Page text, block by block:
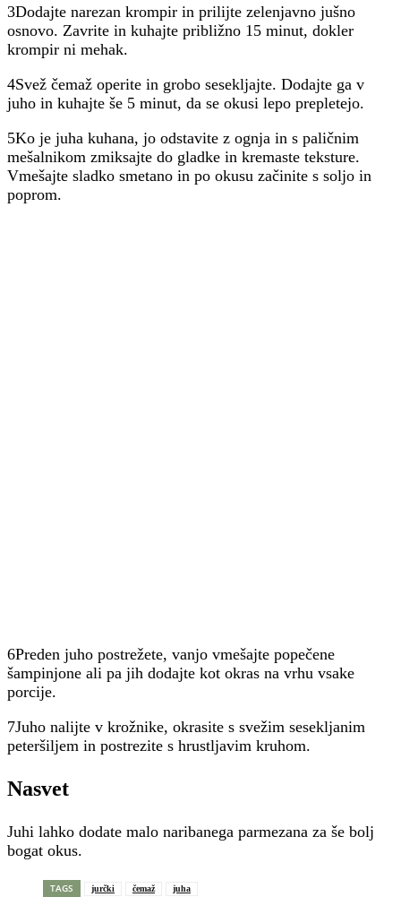
3Dodajte narezan krompir in prilijte zelenjavno jušno
osnovo. Zavrite in kuhajte približno 15 minut, dokler
krompir ni mehak.
4Svež čemaž operite in grobo sesekljajte. Dodajte ga v
juho in kuhajte še 5 minut, da se okusi lepo prepletejo.
5Ko je juha kuhana, jo odstavite z ognja in s paličnim
mešalnikom zmiksajte do gladke in kremaste teksture.
Vmešajte sladko smetano in po okusu začinite s soljo in
poprom.
6Preden juho postrežete, vanjo vmešajte popečene
šampinjone ali pa jih dodajte kot okras na vrhu vsake
porcije.
7Juho nalijte v krožnike, okrasite s svežim sesekljanim
peteršiljem in postrezite s hrustljavim kruhom.
Nasvet
Juhi lahko dodate malo naribanega parmezana za še bolj
bogat okus.
TAGS jurčki čemaž juha